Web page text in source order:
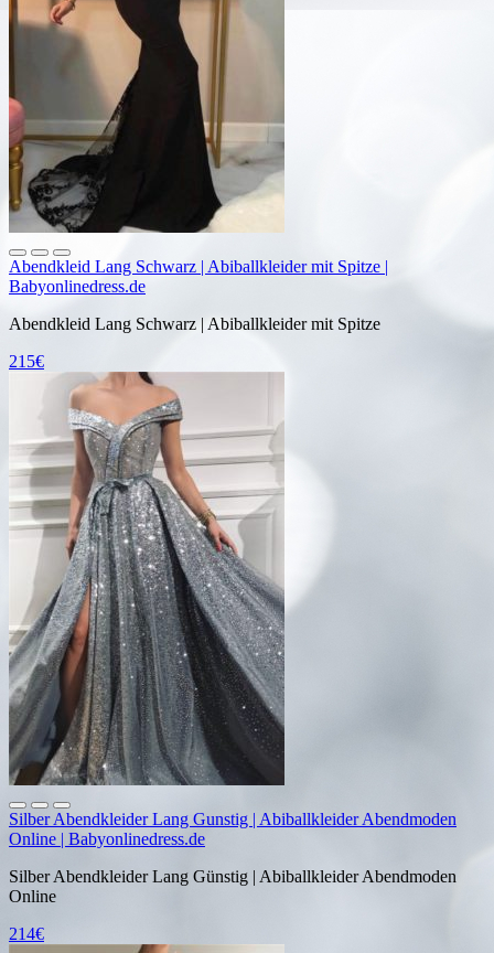
Abendkleid Lang Schwarz | Abiballkleider mit Spitze |
Babyonlinedress.de
Abendkleid Lang Schwarz | Abiballkleider mit Spitze
215€
Silber Abendkleider Lang Gunstig | Abiballkleider Abendmoden
Online | Babyonlinedress.de
Silber Abendkleider Lang Günstig | Abiballkleider Abendmoden
Online
214€